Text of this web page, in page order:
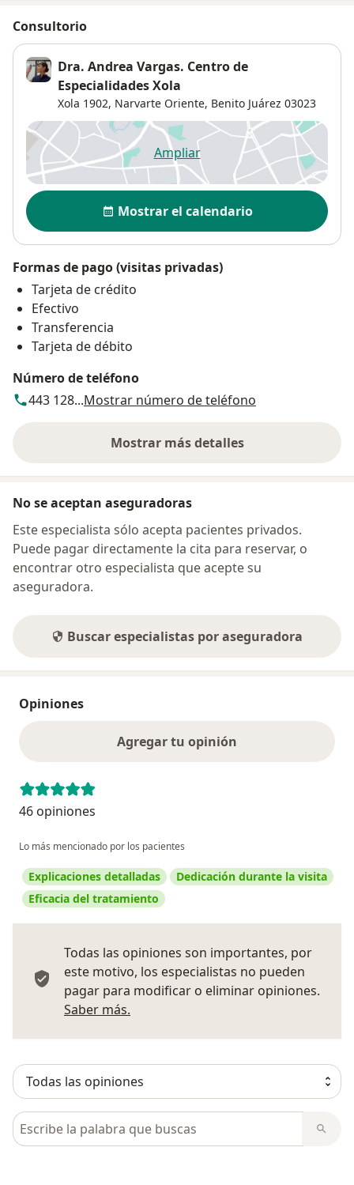
Consultorio
Dra. Andrea Vargas. Centro de
Especialidades Xola
Xola 1902, Narvarte Oriente, Benito Juárez 03023
Ampliarse abre en una nueva
Disponibilidad
Mostrar el calendario
Formas de pago (visitas privadas)
Tarjeta de crédito
Efectivo
Transferencia
Tarjeta de débito
Número de teléfono
443 128...Mostrar número de teléfono
Mostrar más detalles
sobre la dirección
No se aceptan aseguradoras
Este especialista sólo acepta pacientes privados.
Puede pagar directamente la cita para reservar, o
encontrar otro especialista que acepte su
aseguradora.
Buscar especialistas por aseguradora
Opiniones
Agregar tu opinión
46 opiniones
Lo más mencionado por los pacientes
Explicaciones detalladas
Dedicación durante la visita
Eficacia del tratamiento
Todas las opiniones son importantes, por
este motivo, los especialistas no pueden
pagar para modificar o eliminar opiniones.
Saber más.
Busca en opiniones